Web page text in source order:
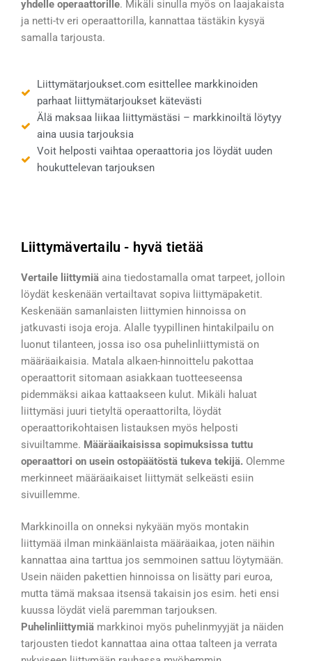
yhdelle operaattorille. Mikäli sinulla myös on laajakaista
ja netti-tv eri operaattorilla, kannattaa tästäkin kysyä
samalla tarjousta.
Liittymätarjoukset.com esittellee markkinoiden
parhaat liittymätarjoukset kätevästi
Älä maksaa liikaa liittymästäsi – markkinoiltä löytyy
aina uusia tarjouksia
Voit helposti vaihtaa operaattoria jos löydät uuden
houkuttelevan tarjouksen
Liittymävertailu - hyvä tietää
Vertaile liittymiä aina tiedostamalla omat tarpeet, jolloin
löydät keskenään vertailtavat sopiva liittymäpaketit.
Keskenään samanlaisten liittymien hinnoissa on
jatkuvasti isoja eroja. Alalle tyypillinen hintakilpailu on
luonut tilanteen, jossa iso osa puhelinliittymistä on
määräaikaisia. Matala alkaen-hinnoittelu pakottaa
operaattorit sitomaan asiakkaan tuotteeseensa
pidemmäksi aikaa kattaakseen kulut. Mikäli haluat
liittymäsi juuri tietyltä operaattorilta, löydät
operaattorikohtaisen listauksen myös helposti
sivuiltamme. Määräaikaisissa sopimuksissa tuttu
operaattori on usein ostopäätöstä tukeva tekijä. Olemme
merkinneet määräaikaiset liittymät selkeästi esiin
sivuillemme.
Markkinoilla on onneksi nykyään myös montakin
liittymää ilman minkäänlaista määräaikaa, joten näihin
kannattaa aina tarttua jos semmoinen sattuu löytymään.
Usein näiden pakettien hinnoissa on lisätty pari euroa,
mutta tämä maksaa itsensä takaisin jos esim. heti ensi
kuussa löydät vielä paremman tarjouksen.
Puhelinliittymiä markkinoi myös puhelinmyyjät ja näiden
tarjousten tiedot kannattaa aina ottaa talteen ja verrata